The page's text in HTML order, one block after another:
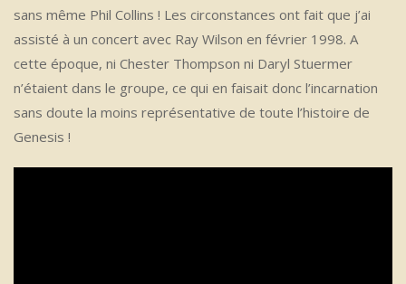
sans même Phil Collins ! Les circonstances ont fait que j’ai
assisté à un concert avec Ray Wilson en février 1998. A
cette époque, ni Chester Thompson ni Daryl Stuermer
n’étaient dans le groupe, ce qui en faisait donc l’incarnation
sans doute la moins représentative de toute l’histoire de
Genesis !